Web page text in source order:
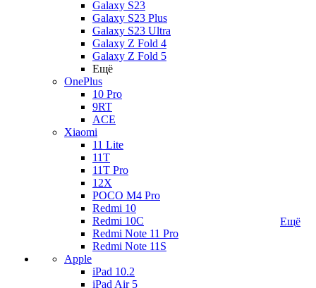
Galaxy S23
Galaxy S23 Plus
Galaxy S23 Ultra
Galaxy Z Fold 4
Galaxy Z Fold 5
Ещё
OnePlus
10 Pro
9RT
ACE
Xiaomi
11 Lite
11T
11T Pro
12X
POCO M4 Pro
Redmi 10
Redmi 10C
Redmi Note 11 Pro
Redmi Note 11S
Apple
iPad 10.2
iPad Air 5
Ещё